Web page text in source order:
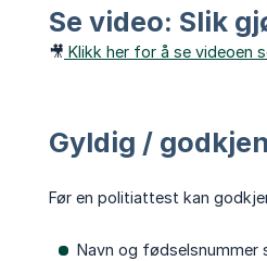
Se video: Slik
🎥 Klikk her for å se videoen
Gyldig /
Før en politiattest kan
Navn og fødselsnummer